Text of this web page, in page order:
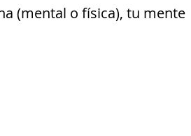
(mental o física), tu mente